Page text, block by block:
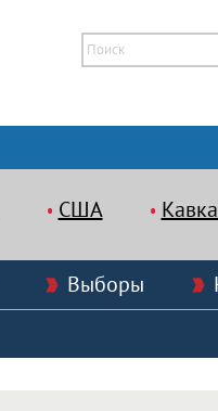
США
Выборы